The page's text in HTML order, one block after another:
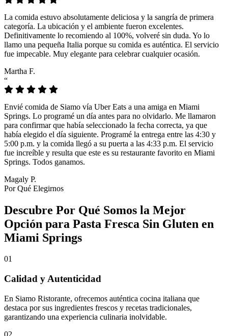
La comida estuvo absolutamente deliciosa y la sangría de primera
categoría. La ubicación y el ambiente fueron excelentes.
Definitivamente lo recomiendo al 100%, volveré sin duda. Yo lo
llamo una pequeña Italia porque su comida es auténtica. El servicio
fue impecable. Muy elegante para celebrar cualquier ocasión.
Martha F.
“
Envié comida de Siamo vía Uber Eats a una amiga en Miami
Springs. Lo programé un día antes para no olvidarlo. Me llamaron
para confirmar que había seleccionado la fecha correcta, ya que
había elegido el día siguiente. Programé la entrega entre las 4:30 y
5:00 p.m. y la comida llegó a su puerta a las 4:33 p.m. El servicio
fue increíble y resulta que este es su restaurante favorito en Miami
Springs. Todos ganamos.
Magaly P.
Por Qué Elegirnos
Descubre Por Qué Somos la Mejor
Opción para Pasta Fresca Sin Gluten en
Miami Springs
01
Calidad y Autenticidad
En Siamo Ristorante, ofrecemos auténtica cocina italiana que
destaca por sus ingredientes frescos y recetas tradicionales,
garantizando una experiencia culinaria inolvidable.
02